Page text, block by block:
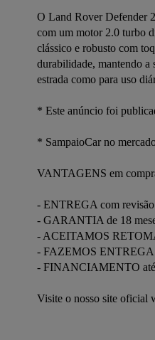
O Land Rover Defender
com um motor 2.0 turbo
clássico e robusto com
durabilidade, mantendo a
estrada como para uso
* Este anúncio foi
* SampaioCar no
VANTAGENS em
- ENTREGA com revisão
- GARANTIA de 18
- ACEITAMOS
- FAZEMOS
- FINANCIAMENTO até
Visite o nosso site oficial